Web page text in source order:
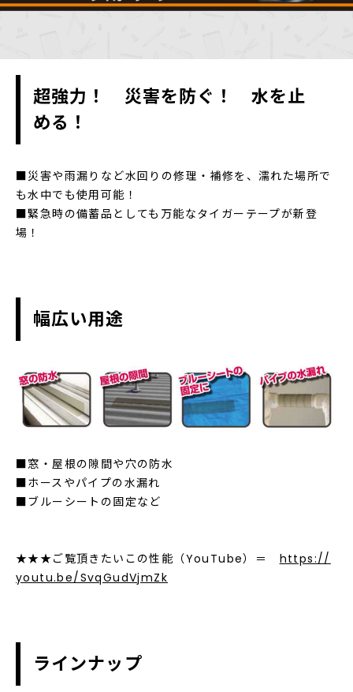
超強力！ 災害を防ぐ！ 水を止
める！
■災害や雨漏りなど水回りの修理・補修を、濡れた場所で
も水中でも使用可能！
■緊急時の備蓄品としても万能なタイガーテープが新登
場！
幅広い用途
■窓・屋根の隙間や穴の防水
■ホースやパイプの水漏れ
■ブルーシートの固定など
★★★ご覧頂きたいこの性能（YouTube）＝ https://
youtu.be/SvqGudVjmZk
ラインナップ